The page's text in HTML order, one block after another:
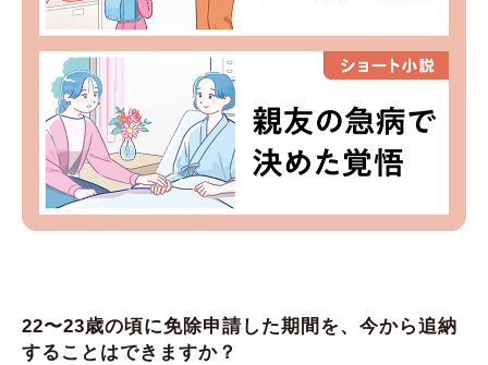
22〜23歳の頃に免除申請した期間を、今から追納
することはできますか？